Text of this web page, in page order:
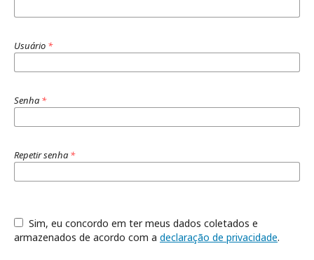
Usuário *
Senha *
Repetir senha *
armazenados de acordo com a declaração de privacidade.